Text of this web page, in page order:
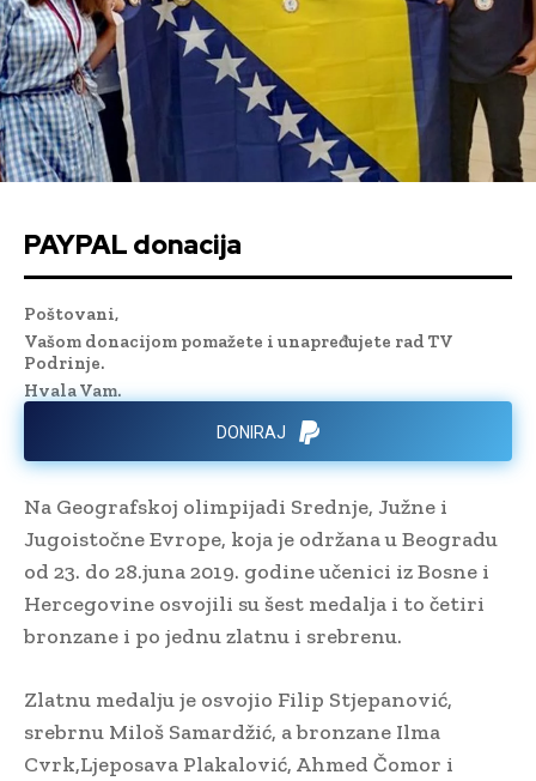
PAYPAL donacija
Poštovani,
Vašom donacijom pomažete i unapređujete rad TV
Podrinje.
Hvala Vam.
DONIRAJ
Na Geografskoj olimpijadi Srednje, Južne i
Jugoistočne Evrope, koja je održana u Beogradu
od 23. do 28.juna 2019. godine učenici iz Bosne i
Hercegovine osvojili su šest medalja i to četiri
bronzane i po jednu zlatnu i srebrenu.
Zlatnu medalju je osvojio Filip Stjepanović,
srebrnu Miloš Samardžić, a bronzane Ilma
Cvrk,Ljeposava Plakalović, Ahmed Čomor i